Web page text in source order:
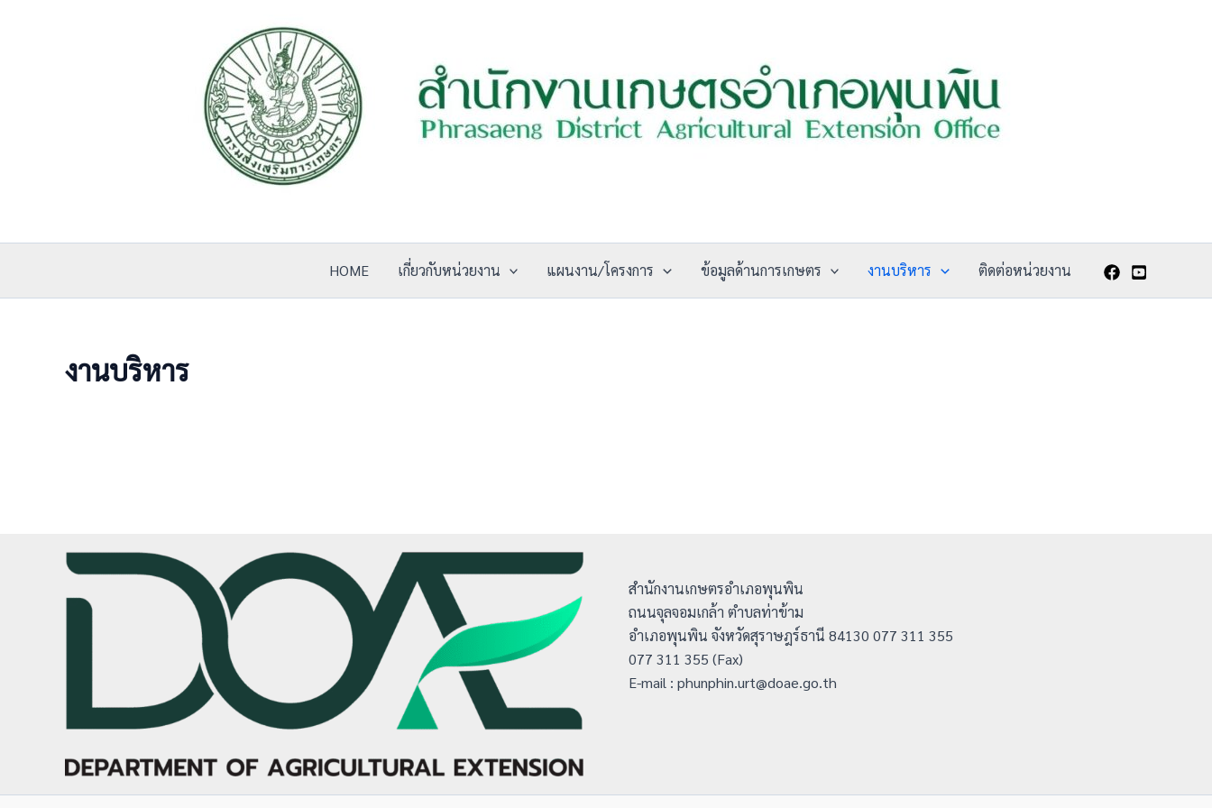
HOME เกี่ยวกับหน่วยงาน แผนงาน/โครงการ ข้อมูลด้านการเกษตร งานบริหาร ติดต่อหน่วยงาน
งานบริหาร
สำนักงานเกษตรอำเภอพุนพิน
ถนนจุลจอมเกล้า ตำบลท่าข้าม
อำเภอพุนพิน จังหวัดสุราษฎร์ธานี 84130 077 311 355
077 311 355 (Fax)
E-mail : phunphin.urt@doae.go.th